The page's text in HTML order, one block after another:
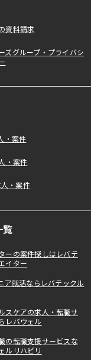
資料請求
ズグループ・プライバシ
・案件
・案件
・案件
覧
ーの案件探しはレバテ
イター
ア就活ならレバテックル
スケアの求人・転職サ
レバウェル
の転職支援サービスな
ルリハビリ